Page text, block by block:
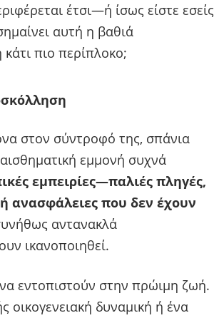
έτσι—ή ίσως είστε εσείς
αυτή η βαθιά
πιο περίπλοκο;
στον σύντροφό της, σπάνια
εμμονή συχνά
εμπειρίες—παλιές πληγές,
ανασφάλειες που δεν έχουν
αντανακλά
ικανοποιηθεί.
εντοπιστούν στην πρώιμη ζωή.
οικογενειακή δυναμική ή ένα